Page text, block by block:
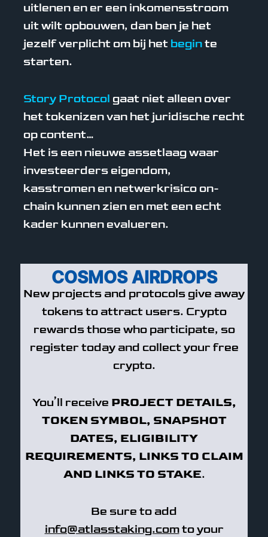
uitlenen en er een inkomensstroom
uit wilt opbouwen, dan ben je het
jezelf verplicht om bij het beginte
starten.
Story Protocol gaat niet alleen over
het tokenizen van het juridische recht
op content…
Het is een nieuwe assetlaag waar
investeerders eigendom,
kasstromen en netwerkrisico on-
chain kunnen zien en met een echt
kader kunnen evalueren.
COSMOS AIRDROPS
New projects and protocols give away
tokens to attract users. Crypto
rewards those who participate, so
register today and collect your free
crypto.
You’ll receive PROJECT DETAILS,
TOKEN SYMBOL, SNAPSHOT
DATES, ELIGIBILITY
REQUIREMENTS, LINKS TO CLAIM
AND LINKS TO STAKE.
Be sure to add
info@atlasstaking.comto your